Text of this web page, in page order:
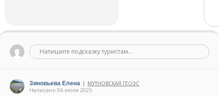
Напишите подсказку туристам...
Зиновьева Елена | МУТНОВСКАЯ ГЕОЭС
Написано 06 июля 2025